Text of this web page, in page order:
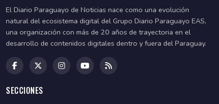
El Diario Paraguayo de Noticias nace como una evolución
natural del ecosistema digital del Grupo Diario Paraguayo EAS,
una organización con más de 20 años de trayectoria en el
desarrollo de contenidos digitales dentro y fuera del Paraguay.
SECCIONES